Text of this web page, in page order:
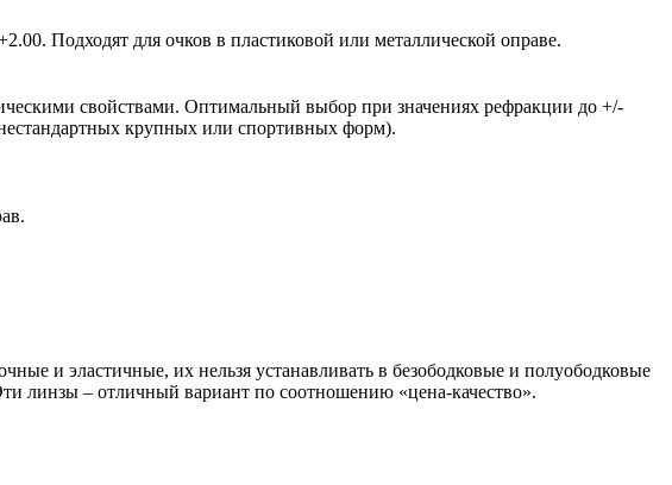
Подходят для очков в пластиковой или металлической оправе.
свойствами. Оптимальный выбор при значениях рефракции до +/-
крупных или спортивных форм).
и эластичные, их нельзя устанавливать в безободковые и полуободковые
линзы – отличный вариант по соотношению «цена-качество».